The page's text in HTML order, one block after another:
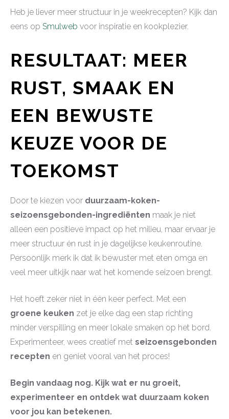
Heb je liever meer structuur in je weekrecepten? Kijk dan
eens op Smulweb voor inspiratie en kookplezier.
RESULTAAT: MEER
RUST, SMAAK EN
EEN BEWUSTE
KEUZE VOOR DE
TOEKOMST
Door te kiezen voor duurzaam-koken-
seizoensgebonden-ingrediënten maak je niet
alleen een positieve impact op het milieu, maar ervaar je
meer structuur én rust in je dagelijkse keukenroutine.
Persoonlijk merk ik dat ik bewuster met eten omga en
veel meer uitkijk naar wat het komende seizoen brengt.
Het hoeft zeker niet in één keer perfect. Met een
groene keuken zet je elke dag een stap richting
minder verspilling en meer lokale smaken op het bord.
Experimenteer, wees creatief met seizoensgebonden
recepten en geniet vooral van het proces!
Begin vandaag nog. Kijk wat er nu groeit,
experimenteer en ontdek wat duurzaam koken
voor jou kan betekenen.